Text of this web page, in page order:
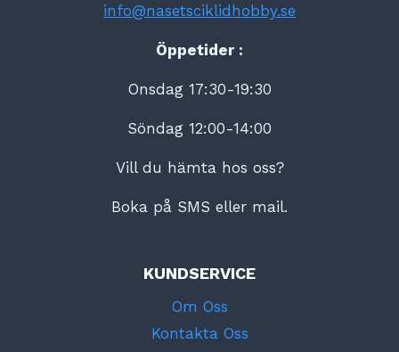
info@nasetsciklidhobby.se
Öppetider :
Onsdag 17:30-19:30
Söndag 12:00-14:00
Vill du hämta hos oss?
Boka på SMS eller mail.
KUNDSERVICE
Om Oss
Kontakta Oss